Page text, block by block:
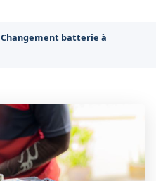
Changement batterie à